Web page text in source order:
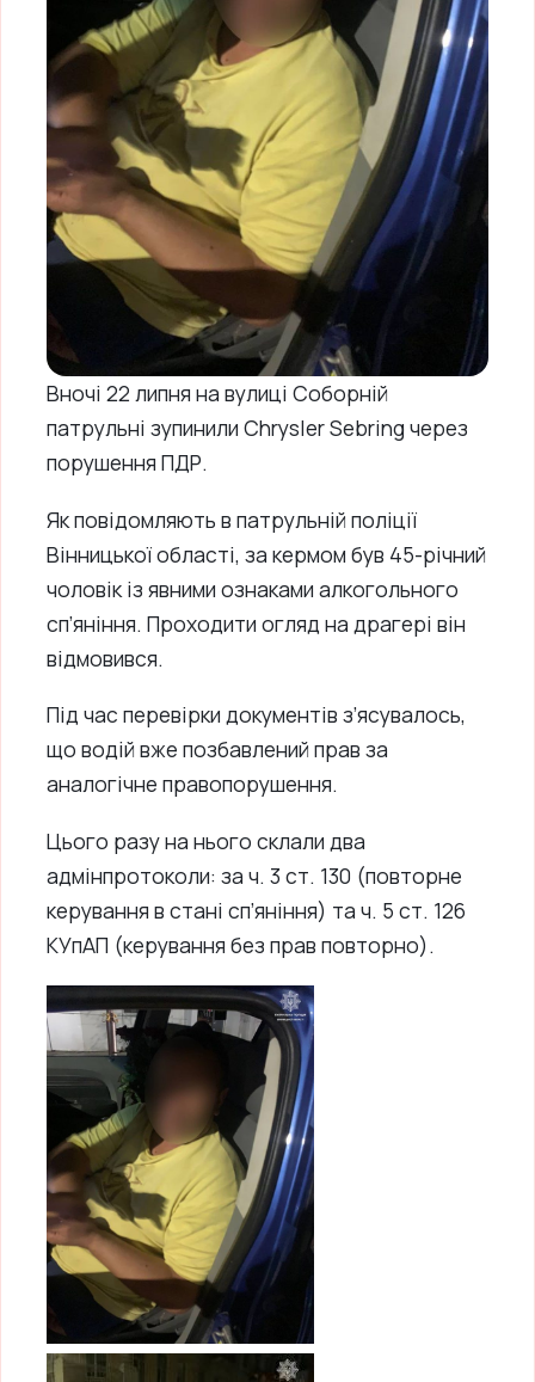
Вночі 22 липня на вулиці Соборній
патрульні зупинили Chrysler Sebring через
порушення ПДР.
Як повідомляють в патрульній поліції
Вінницької області, за кермом був 45-річний
чоловік із явними ознаками алкогольного
сп’яніння. Проходити огляд на драгері він
відмовився.
Під час перевірки документів з’ясувалось,
що водій вже позбавлений прав за
аналогічне правопорушення.
Цього разу на нього склали два
адмінпротоколи: за ч. 3 ст. 130 (повторне
керування в стані сп’яніння) та ч. 5 ст. 126
КУпАП (керування без прав повторно).